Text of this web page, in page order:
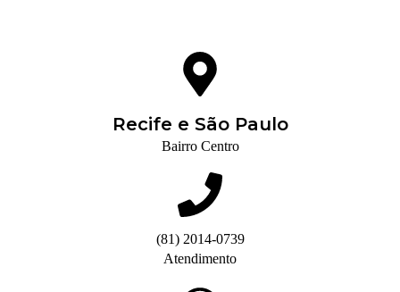
Recife e São Paulo
Bairro Centro
(81) 2014-0739
Atendimento